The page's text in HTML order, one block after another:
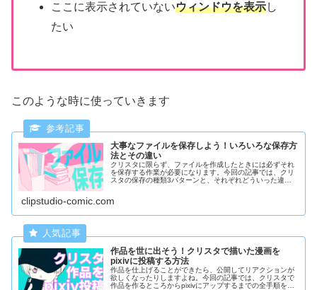
ここに表示されていないウィンドウを表示し
たい
このような時に使っていきます
大事なファイルを保存しよう！いろいろな保存方
法とその違い
クリスタに限らず、ファイルを作成したときには必ずそれ
を保存する作業が必要になります。今回の記事では、クリ
スタの保存の種類3パターンと、それぞれどういった違い
clipstudio-comic.com
作品を世に出そう！クリスタで描いた漫画を
pixivに投稿する方法
作品を仕上げることができたら、公開してリアクションが
欲しくなったりしますよね。今回の記事では、クリスタで
作品を作るところからpixivにアップするまでの全手順を、